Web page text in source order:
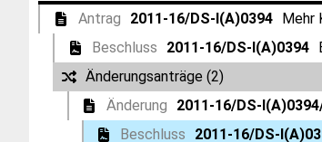
Antrag 2011-16/DS-I(A)0394
Mehr
Beschluss
2011-16/DS-I(A)0394
Änderungsanträge (2)
Änderung
2011-16/DS-
Beschluss
2011-16/DS-